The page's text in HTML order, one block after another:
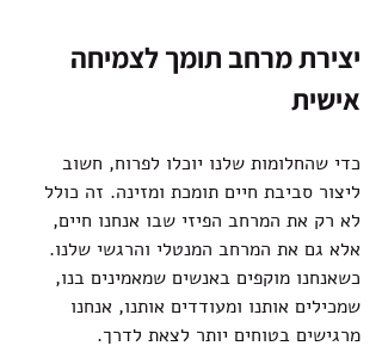
יצירת מרחב תומך לצמיחה
אישית
כדי שהחלומות שלנו יוכלו לפרוח, חשוב
ליצור סביבת חיים תומכת ומזינה. זה כולל
לא רק את המרחב הפיזי שבו אנחנו חיים,
אלא גם את המרחב המנטלי והרגשי שלנו.
כשאנחנו מוקפים באנשים שמאמינים בנו,
שמכילים אותנו ומעודדים אותנו, אנחנו
מרגישים בטוחים יותר לצאת לדרך.